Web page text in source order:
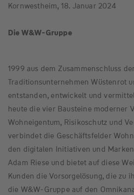
Kornwestheim, 18. Januar 2024
Die W&W-Gruppe
1999 aus dem Zusammenschluss
Traditionsunternehmen Wüstenrot
entstanden, entwickelt und
heute die vier Bausteine moderner
Wohneigentum, Risikoschutz und
verbindet die Geschäftsfelder
den digitalen Initiativen und
Adam Riese und bietet auf diese
Kunden die Vorsorgelösung, die zu
die W&W-Gruppe auf den